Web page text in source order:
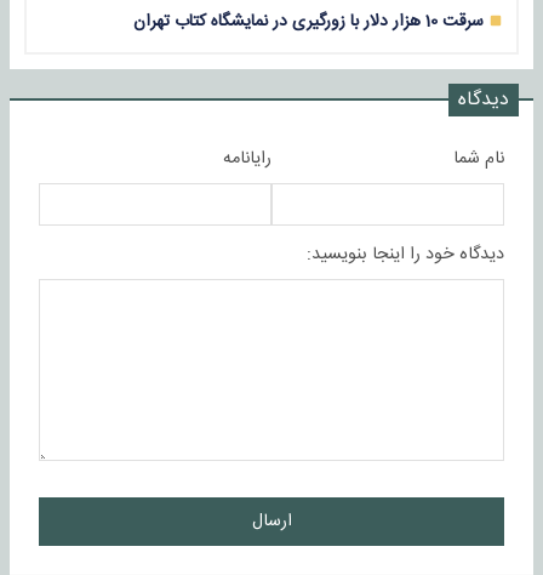
سرقت 10 هزار دلار با زورگیری در نمایشگاه کتاب تهران
دیدگاه
نام شما رایانامه
دیدگاه خود را اینجا بنویسید:
ارسال